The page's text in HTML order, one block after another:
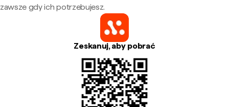
zawsze gdy ich potrzebujesz.
Zeskanuj, aby pobrać